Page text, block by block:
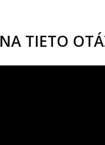
TIETO